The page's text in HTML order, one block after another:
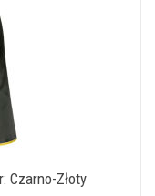
Czarno-Złoty